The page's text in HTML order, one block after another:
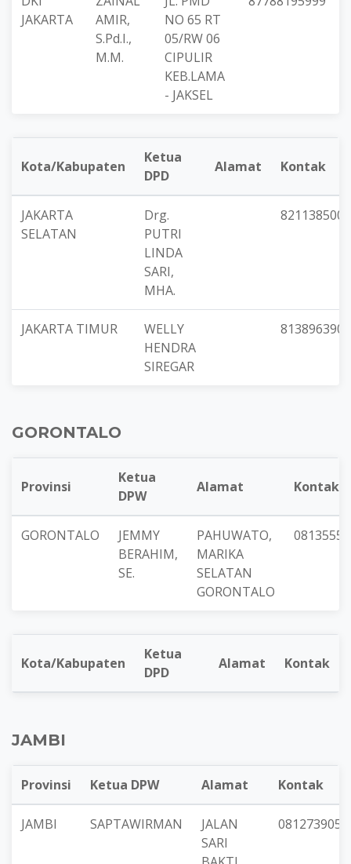
JAKARTA
AMIR,
S.Pd.I.,
M.M.
NO 65 RT
05/RW 06
CIPULIR
KEB.LAMA
- JAKSEL
Kota/Kabupaten
Ketua
DPD
Alamat Kontak
JAKARTA
SELATAN
Drg.
PUTRI
LINDA
SARI,
MHA.
JAKARTA TIMUR
WELLY
HENDRA
SIREGAR
GORONTALO
Provinsi
Ketua
DPW
Alamat Kontak
GORONTALO
JEMMY
BERAHIM,
SE.
PAHUWATO,
MARIKA
SELATAN
GORONTALO
Kota/Kabupaten
Ketua
DPD
Alamat Kontak
JAMBI
Provinsi Ketua DPW Alamat Kontak
JAMBI SAPTAWIRMAN
JALAN
SARI